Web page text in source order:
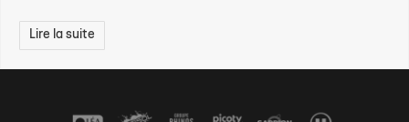
Lire la suite